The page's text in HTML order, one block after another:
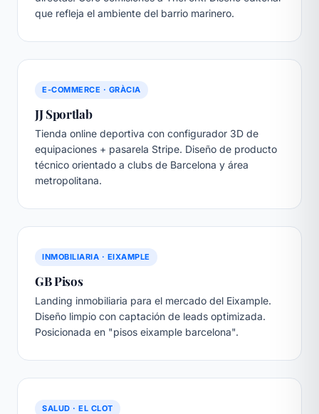
que refleja el ambiente del barrio marinero.
E-COMMERCE · GRÀCIA
JJ Sportlab
Tienda online deportiva con configurador 3D de
equipaciones + pasarela Stripe. Diseño de producto
técnico orientado a clubs de Barcelona y área
metropolitana.
INMOBILIARIA · EIXAMPLE
GB Pisos
Landing inmobiliaria para el mercado del Eixample.
Diseño limpio con captación de leads optimizada.
Posicionada en "pisos eixample barcelona".
SALUD · EL CLOT